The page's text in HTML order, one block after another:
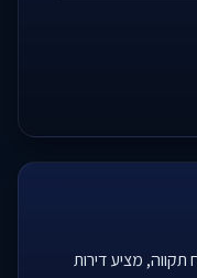
פתח תקווה, מציע דירות